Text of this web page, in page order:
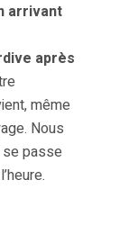
arrivant
après
même
Nous
passe